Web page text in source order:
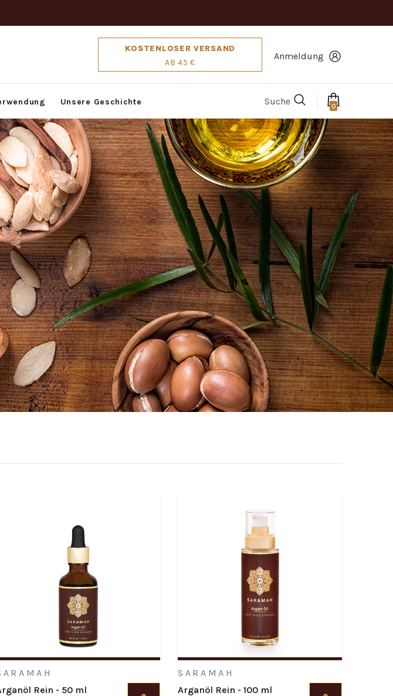
KOSTENLOSER VERSAND
AB 45 €
Anmeldung
Unsere Geschichte Suche 0
Rein - 50 ml
SARAMAH
Arganöl Rein - 100 ml